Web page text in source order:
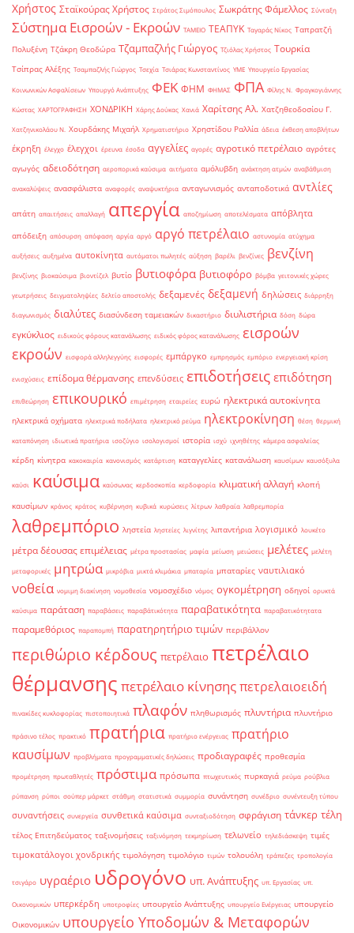
Χρήστος Σταϊκούρας Χρήστος Στράτος Σιμόπουλος Σωκράτης Φάμελλος Σύνταξη
Σύστημα Εισροών - Εκροών ΤΑΜΕΙΟ ΤΕΑΠΥΚ Ταγαράς Νίκος Ταπρατζή
Πολυξένη Τζάκρη Θεοδώρα Τζαμπαζλής Γιώργος Τζιόλας Χρήστος Τουρκία
Τσίπρας Αλέξης Τσαμπαζλής Γιώργος Τσεχία Τσιάρας Κωνσταντίνος ΥΜΕ Υπουργείο Εργασίας
Κοινωνικών Ασφαλίσεων Υπουργό Ανάπτυξης ΦΕΚ ΦΗΜ ΦΗΜΑΣ ΦΠΑ Φίλης Ν. Φραγκογιάννης
Κώστας ΧΑΡΤΟΓΡΑΦΗΣΗ ΧΟΝΔΡΙΚΗ Χάρης Δούκας Χανιά Χαρίτσης Αλ. Χατζηθεοδοσίου Γ.
Χατζηνικολάου Ν. Χουρδάκης Μιχαήλ Χρηματιστήριο Χρηστίδου Ραλλία άδεια έκθεση αποβλήτων
έκρηξη έλεγχο έλεγχοι έρευνα έσοδα αγγελίες αγορές αγροτικό πετρέλαιο αγρότες
αγωγός αδειοδότηση αεροπορικά καύσιμα αιτήματα αμόλυβδη ανάκτηση ατμών αναβάθμιση
ανακαλύψεις ανασφάλιστα αναφορές αναψυκτήρια ανταγωνισμός ανταποδοτικά αντλίες
απάτη απαιτήσεις απαλλαγή απεργία αποζημίωση αποτελέσματα απόβλητα
απόδειξη απόσυρση απόφαση αργία αργό αργό πετρέλαιο αστυνομία ατύχημα
αυξήσεις αυξημένα αυτοκίνητα αυτόματοι πωλητές αύξηση βαρέλι βενζίνες βενζίνη
βενζίνης βιοκαύσιμα βιοντίζελ βυτίο βυτιοφόρα βυτιοφόρο βόμβα γειτονικές χώρες
γεωτρήσεις δειγματοληψίες δελτίο αποστολής δεξαμενές δεξαμενή δηλώσεις διάρρηξη
διαγωνισμός διαλύτες διασύνδεση ταμειακών δικαστήριο διυλιστήρια δόση δώρα
εγκύκλιος ειδικούς φόρους κατανάλωσης ειδικός φόρος κατανάλωσης εισροών
εκροών εισφορά αλληλεγγύης εισφορές εμπάργκο εμπρησμός εμπόριο ενεργειακή κρίση
ενισχύσεις επίδομα θέρμανσης επενδύσεις επιδοτήσεις επιδότηση
επιθεώρηση επικουρικό επιμέτρηση εταιρείες ευρώ ηλεκτρικά αυτοκίνητα
ηλεκτρικά οχήματα ηλεκτρικά ποδήλατα ηλεκτρικό ρεύμα ηλεκτροκίνηση θέση θερμική
καταπόνηση ιδιωτικά πρατήρια ισοζύγιο ισολογισμοί ιστορία ισχύ ιχνηθέτης κάμερα ασφαλείας
κέρδη κίνητρα κακοκαιρία κανονισμός κατάρτιση καταγγελίες κατανάλωση καυσίμων καυσόξυλα
καύσι καύσιμα καύσωνας κερδοσκοπία κερδοφορία κλιματική αλλαγή κλοπή
καυσίμων κράνος κράτος κυβέρνηση κυβικά κυρώσεις λίτρων λαθραία λαθρεμπορία
λαθρεμπόριο ληστεία ληστείες λιγνίτης λιπαντήρια λογισμικό λουκέτο
μέτρα δέουσας επιμέλειας μέτρα προστασίας μαφία μείωση μειώσεις μελέτες μελέτη
μεταφορικές μητρώα μικρόβια μικτά κλιμάκια μπαταρία μπαταρίες ναυτιλιακό
νοθεία νομιμη διακίνηση νομοθεσία νομοσχέδιο νόμος ογκομέτρηση οδηγοί ορυκτά
καύσιμα παράταση παραβάσεις παραβάτικότητα παραβατικότητα παραβατικότητατα
παραμεθόριος παραπομπή παρατηρητήριο τιμών περιβάλλον
περιθώριο κέρδους πετρέλαιο πετρέλαιο
θέρμανσης πετρέλαιο κίνησηςπετρελαιοειδή
πινακίδες κυκλοφορίας πιστοποιητικά πλαφόν πληθωρισμός πλυντήρια πλυντήριο
πράσινο τέλος πρακτικό πρατήρια πρατήριο ενέργειας πρατήριο
καυσίμων προβλήματα προγραμματικές δηλώσεις προδιαγραφές προθεσμία
προμέτρηση πρωταθλητές πρόστιμα πρόσωπα πτωχευτικός πυρκαγιά ρεύμα ρούβλια
ρύπανση ρύποι σούπερ μάρκετ στάθμη στατιστικά συμμορία συνάντηση συνέδριο συνέντευξη τύπου
συναντήσεις συνεργεία συνθετικά καύσιμα συνταξιοδότηση σφράγιση τάνκερ τέλη
τέλος Επιτηδεύματος ταξινομήσεις ταξινόμηση τεκμηρίωση τελωνείο τηλεδιάσκεψη τιμές
τιμοκατάλογοι χονδρικής τιμολόγηση τιμολόγιο τιμών τολουόλη τράπεζες τροπολογία
τσιγάρο υγραέριο υδρογόνο υπ. Ανάπτυξης υπ. Εργασίας υπ.
Οικονομικών υπερκέρδη υποτροφίες υπουργείο Ανάπτυξης υπουργείο Ενέργειας υπουργείο
Οικονομικών υπουργείο Υποδομών & Μεταφορών